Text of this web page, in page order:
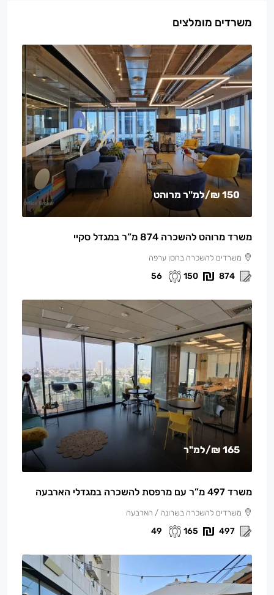
משרדים מומלצים
150 ₪ /למ"ר מרוהט
משרד מרוהט להשכרה 874 מ”ר במגדל סקיי
משרדים להשכרה בחסן ערפה
874
150
56
165 ₪ /למ"ר
משרד 497 מ”ר עם מרפסת להשכרה במגדלי הארבעה
משרדים להשכרה בשרונה / הארבעה
497
165
49